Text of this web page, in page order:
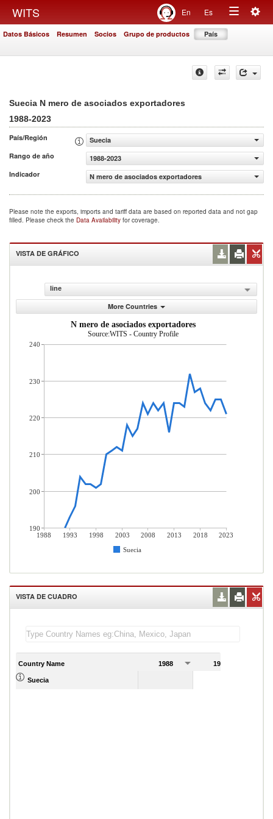
WITS En Es
Toggle
Datos Básicos Resumen Socios Grupo de productos País
Suecia N mero de asociados exportadores
1988-2023
País/Región
Suecia
Rango de año
1988-2023
Indicador
N mero de asociados exportadores
Please note the exports, imports and tariff data are based on reported data and not gap
filled. Please check the Data Availability for coverage.
VISTA DE GRÁFICO
line
More Countries
N mero de asociados exportadores
Source:WITS - Country Profile
1988 1993 1998 2003 2008 2013 2018
2023
Suecia
240
230
220
210
200
190
VISTA DE CUADRO
Country Name 1988 1989
Suecia